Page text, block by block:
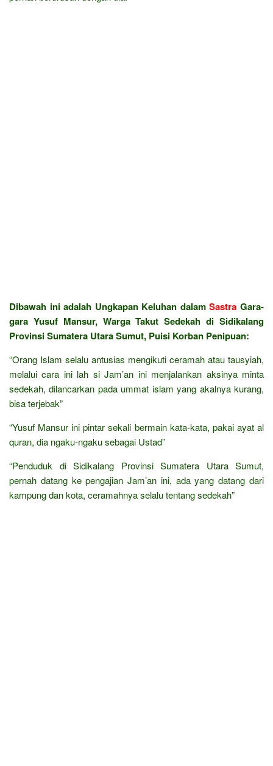
Dibawah ini adalah Ungkapan Keluhan dalamSastra Gara-
gara Yusuf Mansur, Warga Takut Sedekah di Sidikalang
Provinsi Sumatera Utara Sumut, Puisi Korban Penipuan:
“Orang Islam selalu antusias mengikuti ceramah atau tausyiah,
melalui cara ini lah si Jam’an ini menjalankan aksinya minta
sedekah, dilancarkan pada ummat islam yang akalnya kurang,
bisa terjebak”
“Yusuf Mansur ini pintar sekali bermain kata-kata, pakai ayat al
quran, dia ngaku-ngaku sebagai Ustad”
“Penduduk di Sidikalang Provinsi Sumatera Utara Sumut,
pernah datang ke pengajian Jam’an ini, ada yang datang dari
kampung dan kota, ceramahnya selalu tentang sedekah”